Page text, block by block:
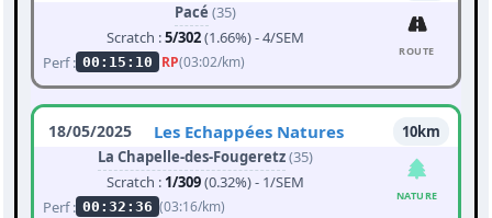
Pacé (35)
Scratch :5/302(1.66%) - 4/SEM
Perf : 00:15:10 RP(03:02/km)
ROUTE
18/05/2025 Les Echappées Natures
10km
La Chapelle-des-Fougeretz(35)
Scratch : 1/309(0.32%) - 1/SEM
Perf : 00:32:36 (03:16/km)
NATURE